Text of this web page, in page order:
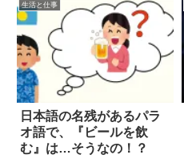
生活と仕事
日本語の名残があるパラ
オ語で、『ビールを飲
む』は…そうなの！？